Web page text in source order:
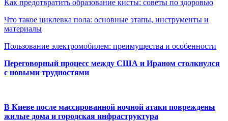
Как предотвратить образование кисты: советы по здоровью
Что такое циклевка пола: основные этапы, инструменты и
материалы
Пользование электромобилем: преимущества и особенности
Переговорный процесс между США и Ираном столкнулся
с новыми трудностями
В Киеве после массированной ночной атаки повреждены
жилые дома и городская инфраструктура